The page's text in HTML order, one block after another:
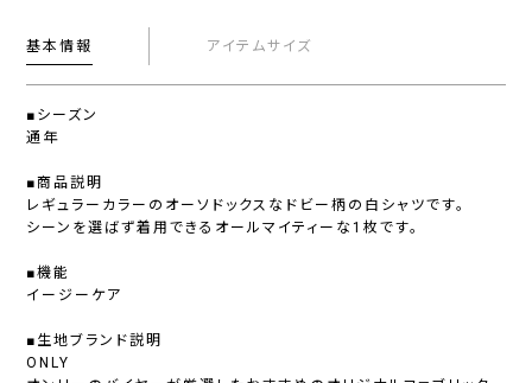
基本情報 アイテムサイズ
■シーズン
通年
■商品説明
レギュラーカラーのオーソドックスなドビー柄の白シャツです。
シーンを選ばず着用できるオールマイティーな1枚です。
■機能
イージーケア
■生地ブランド説明
ONLY